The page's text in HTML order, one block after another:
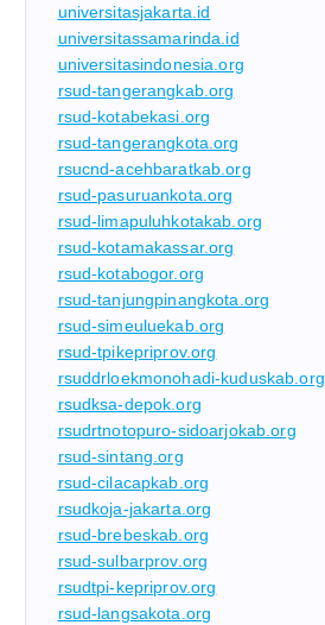
universitasjakarta.id
universitassamarinda.id
universitasindonesia.org
rsud-tangerangkab.org
rsud-kotabekasi.org
rsud-tangerangkota.org
rsucnd-acehbaratkab.org
rsud-pasuruankota.org
rsud-limapuluhkotakab.org
rsud-kotamakassar.org
rsud-kotabogor.org
rsud-tanjungpinangkota.org
rsud-simeuluekab.org
rsud-tpikepriprov.org
rsuddrloekmonohadi-kuduskab.org
rsudksa-depok.org
rsudrtnotopuro-sidoarjokab.org
rsud-sintang.org
rsud-cilacapkab.org
rsudkoja-jakarta.org
rsud-brebeskab.org
rsud-sulbarprov.org
rsudtpi-kepriprov.org
rsud-langsakota.org